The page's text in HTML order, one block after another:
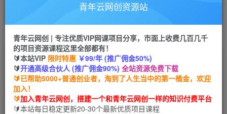
搭建同款网站，自己当老板
首页 创业课程 会员免费 正文
新号0粉开播，如何高效起号？新号破流量拉精准
逻辑与方法，引爆直播间
青年云网创
2年前发布
关注 私信
青年云网创资源站
青年云网创 | 专注优质VIP网课项目分享，市面上收费几百几千
的项目资源课程这里全部都有！
🔰本站VIP 限时特惠 ￥99/年 (推广佣金50%)
🔰开通高级合伙人 (推广佣金90%) 全站资源免费下载
🔰已帮助5000+普通创业者，淘到了人生当中的第一桶金，欢迎
加入！
🔰加入青年云网创，搭建一个和青年云网创一样的知识付费平台
🔰本站每日稳定更新20-30个最新优质项目课程